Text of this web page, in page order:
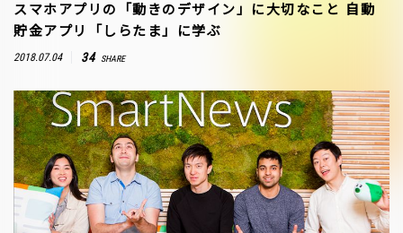
スマホアプリの「動きのデザイン」に大切なこと―― 自動
貯金アプリ「しらたま」に学ぶ
2018.07.04 34 SHARE